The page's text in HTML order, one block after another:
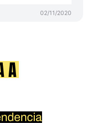
02/11/2020